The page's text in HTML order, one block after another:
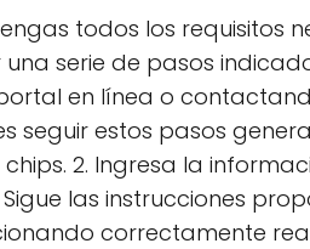
todos los requisitos
serie de pasos
en línea o
seguir estos pasos
2. Ingresa la
Sigue las instrucciones
correctamente